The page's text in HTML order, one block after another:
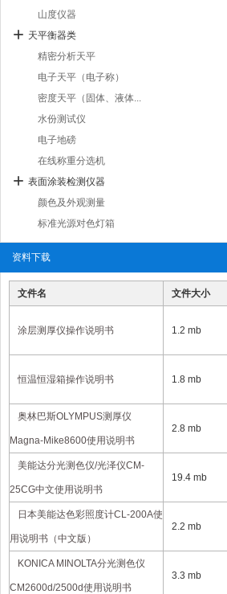
山度仪器
天平衡器类
精密分析天平
电子天平（电子称）
密度天平（固体、液体...
水份测试仪
电子地磅
在线称重分选机
表面涂装检测仪器
颜色及外观测量
标准光源对色灯箱
资料下载
文件名 文件大小
涂层测厚仪操作说明书 1.2 mb
恒温恒湿箱操作说明书 1.8 mb
奥林巴斯OLYMPUS测厚仪
Magna-Mike8600使用说明书
2.8 mb
美能达分光测色仪/光泽仪CM-
25CG中文使用说明书
19.4 mb
日本美能达色彩照度计CL-200A使
用说明书（中文版）
2.2 mb
KONICA MINOLTA分光测色仪
CM2600d/2500d使用说明书
3.3 mb